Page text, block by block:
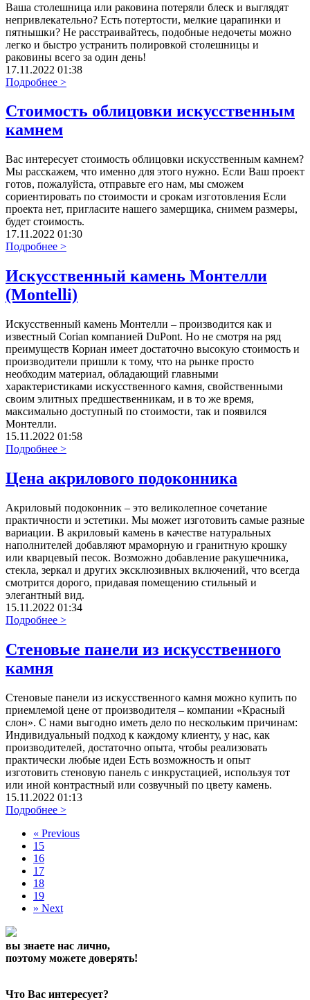
Ваша столешница или раковина потеряли блеск и выглядят
непривлекательно? Есть потертости, мелкие царапинки и
пятнышки? Не расстраивайтесь, подобные недочеты можно
легко и быстро устранить полировкой столешницы и
раковины всего за один день!
17.11.2022 01:38
Подробнее >
Стоимость облицовки искусственным
камнем
Вас интересует стоимость облицовки искусственным камнем?
Мы расскажем, что именно для этого нужно. Если Ваш проект
готов, пожалуйста, отправьте его нам, мы сможем
сориентировать по стоимости и срокам изготовления Если
проекта нет, пригласите нашего замерщика, снимем размеры,
будет стоимость.
17.11.2022 01:30
Подробнее >
Искусственный камень Монтелли
(Montelli)
Искусственный камень Монтелли – производится как и
известный Cоrian компанией DuPont. Но не смотря на ряд
преимуществ Кориан имеет достаточно высокую стоимость и
производители пришли к тому, что на рынке просто
необходим материал, обладающий главными
характеристиками искусственного камня, свойственными
своим элитных предшественникам, и в то же время,
максимально доступный по стоимости, так и появился
Монтелли.
15.11.2022 01:58
Подробнее >
Цена акрилового подоконника
Акриловый подоконник – это великолепное сочетание
практичности и эстетики. Мы может изготовить самые разные
вариации. В акриловый камень в качестве натуральных
наполнителей добавляют мраморную и гранитную крошку
или кварцевый песок. Возможно добавление ракушечника,
стекла, зеркал и других эксклюзивных включений, что всегда
смотрится дорого, придавая помещению стильный и
элегантный вид.
15.11.2022 01:34
Подробнее >
Стеновые панели из искусственного
камня
Стеновые панели из искусственного камня можно купить по
приемлемой цене от производителя – компании «Красный
слон». С нами выгодно иметь дело по нескольким причинам:
Индивидуальный подход к каждому клиенту, у нас, как
производителей, достаточно опыта, чтобы реализовать
практически любые идеи Есть возможность и опыт
изготовить стеновую панель с инкрустацией, используя тот
или иной контрастный или созвучный по цвету камень.
15.11.2022 01:13
Подробнее >
« Previous
15
16
17
18
19
» Next
вы знаете нас лично,
поэтому можете доверять!
Что Вас интересует?